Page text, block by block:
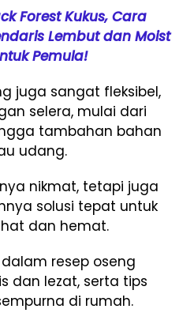
Forest Kukus, Cara
Lembut dan Moist
Pemula!
juga sangat fleksibel,
selera, mulai dari
tambahan bahan
udang.
nikmat, tetapi juga
solusi tepat untuk
dan hemat.
resep oseng
dan lezat, serta tips
di rumah.